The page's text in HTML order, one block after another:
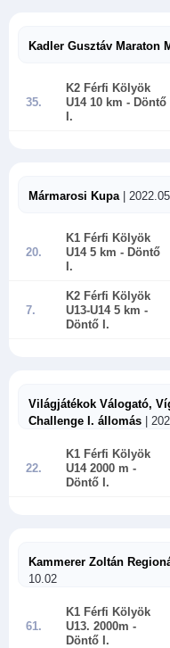
Kadler Gusztáv Maraton
35.
K2 Férfi Kölyök
U14 10 km - Döntő
I.
Mármarosi Kupa |
20.
K1 Férfi Kölyök
U14 5 km - Döntő
I.
7.
K2 Férfi Kölyök
U13-U14 5 km -
Döntő I.
Világjátékok Válogató,
Challenge I. állomás |
22.
K1 Férfi Kölyök
U14 2000 m -
Döntő I.
Kammerer Zoltán
10.02
61.
K1 Férfi Kölyök
U13. 2000m -
Döntő I.